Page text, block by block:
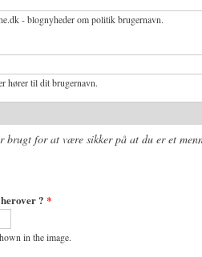
- blognyheder om politik brugernavn.
hører til dit brugernavn.
brugt for at være sikker på at du er et
? *
in the image.